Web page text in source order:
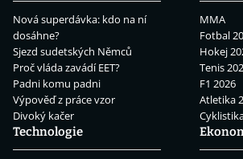
Nová superdávka: kdo na ní
dosáhne?
Sjezd sudetských Němců
Proč vláda zavádí EET?
Padni komu padni
Výpověď z práce vzor
Divoký kačer
MMA
Fotbal
Hokej
Tenis
F1 2026
Atletika
Technologie